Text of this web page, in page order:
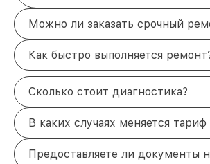
Можно ли заказать срочный
Как быстро выполняется
Сколько стоит диагностика?
В каких случаях меняется тариф
Предоставляете ли документы